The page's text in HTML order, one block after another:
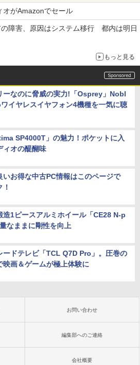
オがAmazonでセール
の障害、原因はシステム移行 都内は明日
もっと見る
ーなのに脅威の実力!「Osprey」Nobl
イヤレスイヤフォン4機種を一気に聴
SP4000T」の魅力！ポケットに入
ィオの醍醐味
いお得な中古PC情報はこのページで
造1ピースアルミホイール「CE28 N-p
なままに剛性を向上
ードテレビ「TCL Q7D Pro」。圧巻の
映画＆ゲームが極上体験に
お問い合わせ
編集部へのご連絡
会社概要